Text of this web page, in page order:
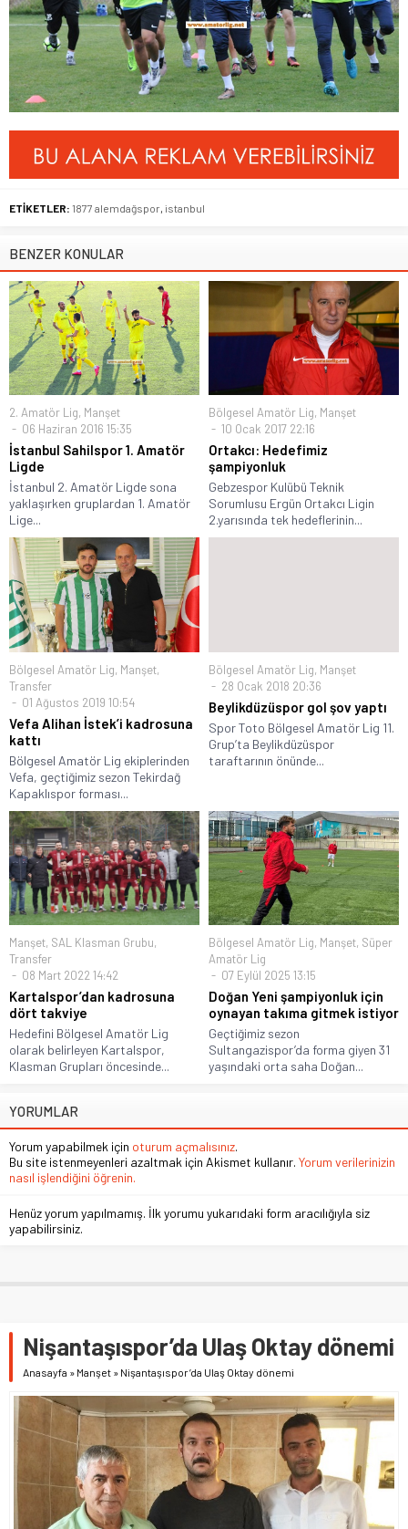
ETİKETLER: 1877 alemdağspor, istanbul
BENZER KONULAR
2. Amatör Lig, Manşet
06 Haziran 2016 15:35
İstanbul Sahilspor 1. Amatör
Ligde
İstanbul 2. Amatör Ligde sona
yaklaşırken gruplardan 1. Amatör
Lige...
Bölgesel Amatör Lig, Manşet
10 Ocak 2017 22:16
Ortakcı: Hedefimiz
şampiyonluk
Gebzespor Kulübü Teknik
Sorumlusu Ergün Ortakcı Ligin
2.yarısında tek hedeflerinin...
Bölgesel Amatör Lig, Manşet,
Transfer
01 Ağustos 2019 10:54
Vefa Alihan İstek’i kadrosuna
kattı
Bölgesel Amatör Lig ekiplerinden
Vefa, geçtiğimiz sezon Tekirdağ
Kapaklıspor forması...
Bölgesel Amatör Lig, Manşet
28 Ocak 2018 20:36
Beylikdüzüspor gol şov yaptı
Spor Toto Bölgesel Amatör Lig 11.
Grup’ta Beylikdüzüspor
taraftarının önünde...
Manşet, SAL Klasman Grubu,
Transfer
08 Mart 2022 14:42
Kartalspor’dan kadrosuna
dört takviye
Hedefini Bölgesel Amatör Lig
olarak belirleyen Kartalspor,
Klasman Grupları öncesinde...
Bölgesel Amatör Lig, Manşet, Süper
Amatör Lig
07 Eylül 2025 13:15
Doğan Yeni şampiyonluk için
oynayan takıma gitmek istiyor
Geçtiğimiz sezon
Sultangazispor’da forma giyen 31
yaşındaki orta saha Doğan...
YORUMLAR
Yorum yapabilmek için oturum açmalısınız.
Bu site istenmeyenleri azaltmak için Akismet kullanır. Yorum verilerinizin
nasıl işlendiğini öğrenin.
Henüz yorum yapılmamış. İlk yorumu yukarıdaki form aracılığıyla siz
yapabilirsiniz.
Nişantaşıspor’da Ulaş Oktay dönemi
Anasayfa » Manşet » Nişantaşıspor’da Ulaş Oktay dönemi